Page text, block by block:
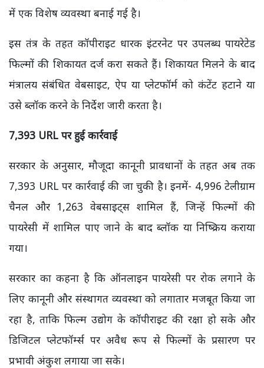
में एक विशेष व्यवस्था बनाई गई है।
इस तंत्र के तहत कॉपीराइट धारक इंटरनेट पर उपलब्ध पायरेटेड
फिल्मों की शिकायत दर्ज करा सकते हैं। शिकायत मिलने के बाद
मंत्रालय संबंधित वेबसाइट, ऐप या प्लेटफॉर्म को कंटेंट हटाने या
उसे ब्लॉक करने के निर्देश जारी करता है।
7,393 URL पर हुई कार्रवाई
सरकार के अनुसार, मौजूदा कानूनी प्रावधानों के तहत अब तक
7,393 URL पर कार्रवाई की जा चुकी है। इनमें- 4,996 टेलीग्राम
चैनल और 1,263 वेबसाइट्स शामिल हैं, जिन्हें फिल्मों की
पायरेसी में शामिल पाए जाने के बाद ब्लॉक या निष्क्रिय कराया
गया।
सरकार का कहना है कि ऑनलाइन पायरेसी पर रोक लगाने के
लिए कानूनी और संस्थागत व्यवस्था को लगातार मजबूत किया जा
रहा है, ताकि फिल्म उद्योग के कॉपीराइट की रक्षा हो सके और
डिजिटल प्लेटफॉर्म्स पर अवैध रूप से फिल्मों के प्रसारण पर
प्रभावी अंकुश लगाया जा सके।